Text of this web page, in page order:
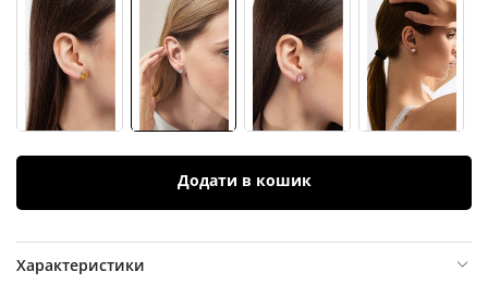
Додати в кошик
Характеристики